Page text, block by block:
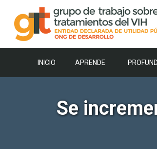
contenido
INICIO APRENDE
Se